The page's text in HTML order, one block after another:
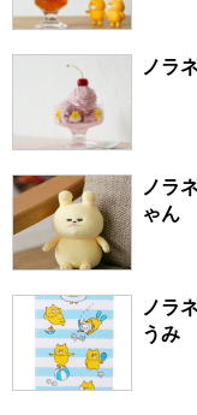
ノラ
ゃん
ノラ
うみ